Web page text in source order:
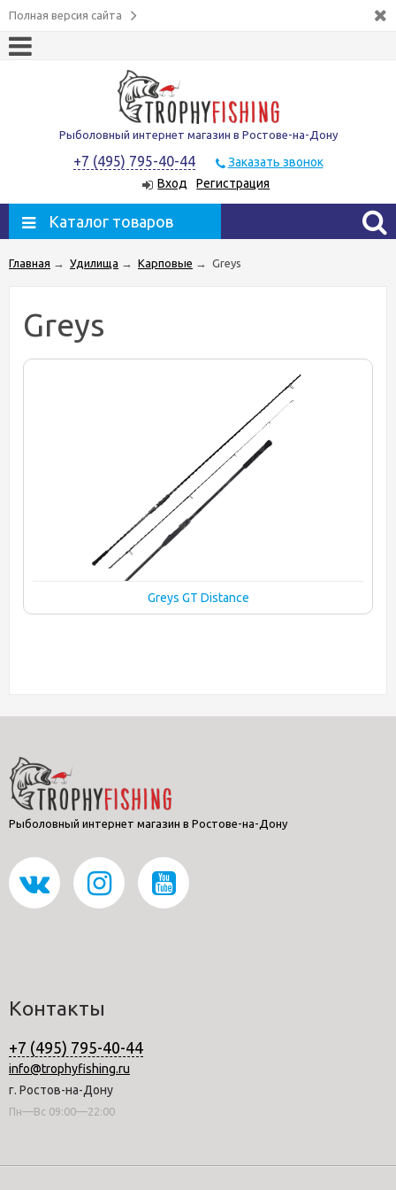
Полная версия сайта
Рыболовный интернет магазин в Ростове-на-Дону
+7 (495) 795-40-44
Заказать звонок
Вход
Регистрация
Каталог товаров
Главная → Удилища → Карповые → Greys
Greys
Greys GT Distance
Рыболовный интернет магазин в Ростове-на-Дону
Контакты
+7 (495) 795-40-44
info@trophyfishing.ru
г. Ростов-на-Дону
Пн—Вс 09:00—22:00